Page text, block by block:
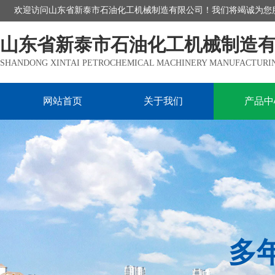
欢迎访问山东省新泰市石油化工机械制造有限公司！我们将竭诚为您
山东省新泰市石油化工机械制造
SHANDONG XINTAI PETROCHEMICAL MACHINERY
网站首页 关于我们 产品
多